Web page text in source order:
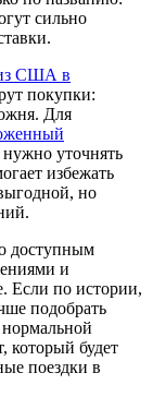
сильно
США в
покупки:
Для
нужно уточнять
избежать
но
доступным
и
Если по истории,
подобрать
нормальной
который будет
поездки в